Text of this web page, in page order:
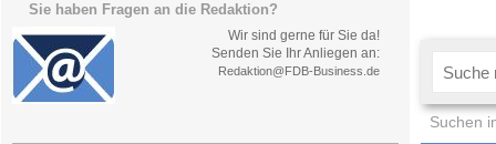
Sie haben Fragen an die Redaktion?
Wir sind gerne für Sie da!
Senden Sie Ihr Anliegen an:
Redaktion@FDB-Business.de
Suchen